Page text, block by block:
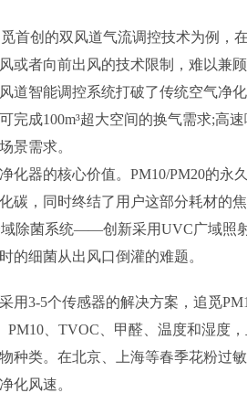
创的双风道气流调控技术为例，
或者向前出风的技术限制，难以兼
道智能调控系统打破了传统空气净
完成100m³超大空间的换气需求;高
景需求。
器的核心价值。PM10/PM20的永
碳，同时终结了用户这部分耗材
域除菌系统——创新采用UVC广域照
的细菌从出风口倒灌的难题。
3-5个传感器的解决方案，追觅
PM10、TVOC、甲醛、温度和湿度
种类。在北京、上海等春季花粉过
化风速。